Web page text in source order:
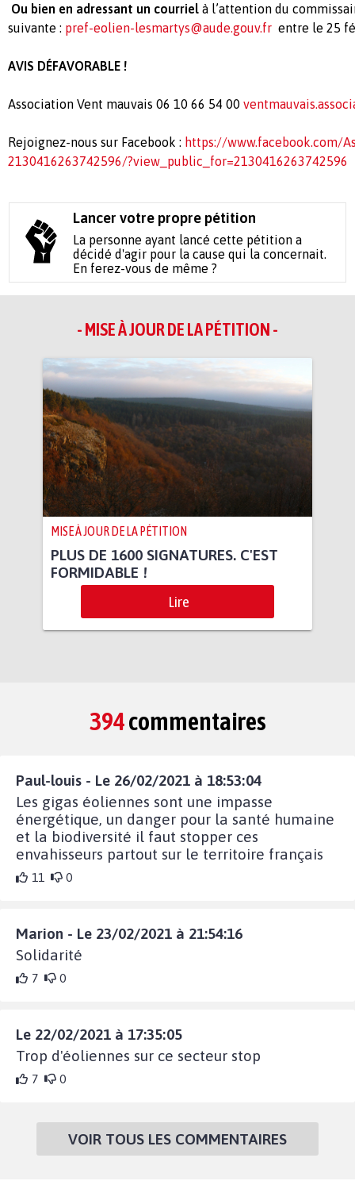
Ou bien en adressant un courriel à l’attention du
suivante : pref-eolien-lesmartys@aude.gouv.fr entre le 25
AVIS DÉFAVORABLE !
Association Vent mauvais 06 10 66 54 00
Rejoignez-nous sur Facebook : https://www.facebook.com/
2130416263742596/?view_public_for=2130416263742596
Lancer votre propre pétition
La personne ayant lancé cette pétition a
décidé d'agir pour la cause qui la concernait.
En ferez-vous de même ?
- MISE À JOUR DE LA PÉTITION -
MISE À JOUR DE LA PÉTITION
PLUS DE 1600 SIGNATURES. C'EST
FORMIDABLE !
Lire
394commentaires
Paul-louis - Le 26/02/2021 à 18:53:04
Les gigas éoliennes sont une impasse
énergétique, un danger pour la santé humaine
et la biodiversité il faut stopper ces
envahisseurs partout sur le territoire français
11 0
Marion - Le 23/02/2021 à 21:54:16
Solidarité
7 0
Le 22/02/2021 à 17:35:05
Trop d'éoliennes sur ce secteur stop
7 0
VOIR TOUS LES COMMENTAIRES